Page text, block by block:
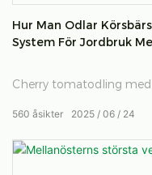
Hur Man Odlar
System För Jordbruk
Cherry tomatodling
utbyten.
2025 06 24
560 åsikter